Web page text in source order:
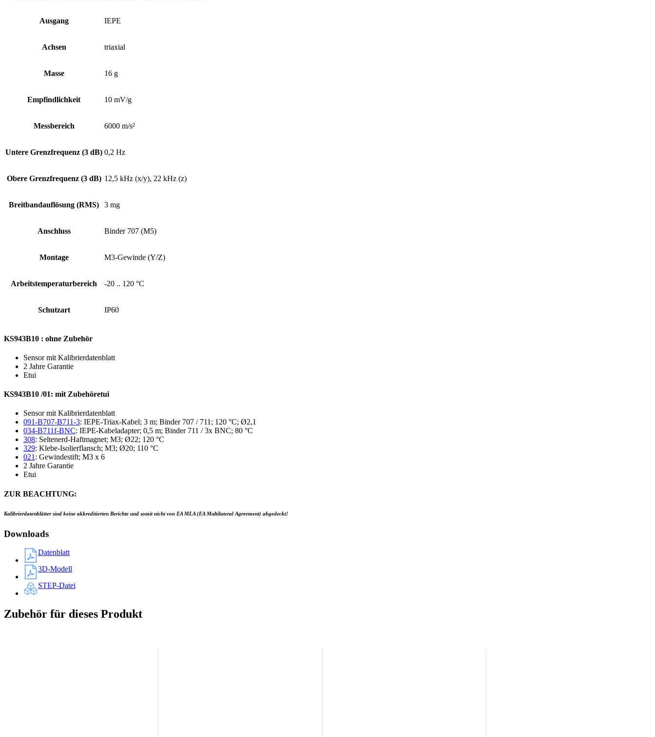
Ausgang IEPE
Achsen triaxial
Masse 16 g
Empfindlichkeit 10 mV/g
Messbereich 6000 m/s²
Untere Grenz­frequenz (3 dB) 0,2 Hz
Obere Grenz­frequenz (3 dB) 12,5 kHz (x/y), 22 kHz (z)
Breitband­auflösung (RMS) 3 mg
Anschluss Binder 707 (M5)
Montage M3-Gewinde (Y/Z)
Arbeits­temperatur­bereich -20 .. 120 °C
Schutzart IP60
KS943B10 : ohne Zubehör
Sensor mit Kalibrierdatenblatt
2 Jahre Garantie
Etui
KS943B10 /01: mit Zubehöretui
Sensor mit Kalibrierdatenblatt
091-B707-B711-3: IEPE-Triax-Kabel; 3 m; Binder 707 / 711; 120 °C; Ø2,1
034-B711f-BNC: IEPE-Kabeladapter; 0,5 m; Binder 711 / 3x BNC; 80 °C
308: Seltenerd-Haftmagnet; M3; Ø22; 120 °C
329: Klebe-Isolierflansch; M3; Ø20; 110 °C
021 : Gewindestift; M3 x 6
2 Jahre Garantie
Etui
ZUR BEACHTUNG:
Kalibrierdatenblätter sind keine akkreditierten Berichte und somit nicht von EA MLA (EA Multilateral Agreement) abgedeckt!
Downloads
Datenblatt
3D-Modell
STEP-Datei
Zubehör für dieses Produkt